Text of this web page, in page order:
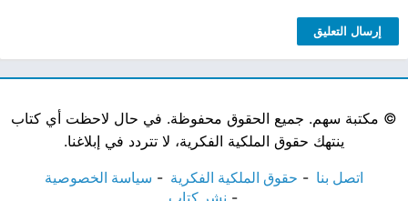
© مكتبة سهم. جميع الحقوق محفوظة. في حال لاحظت أي كتاب
ينتهك حقوق الملكية الفكرية، لا تتردد في إبلاغنا.
اتصل بنا حقوق الملكية الفكرية
سياسة الخصوصية